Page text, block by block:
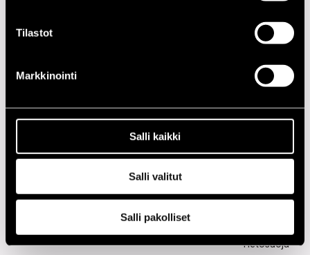
Tilastot
Markkinointi
Salli kaikki
Salli valitut
Salli pakolliset
2010-LUKU
1970-LUKU
1960-LUKU
Tietosuoja